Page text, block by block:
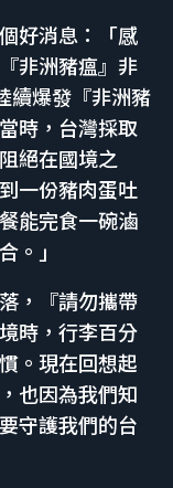
好消息：「感
非洲豬瘟』非
續爆發『非洲豬
時，台灣採取
絕在國境之
一份豬肉蛋吐
能完食一碗滷
。」
，『請勿攜帶
時，行李百分
。現在回想起
也因為我們知
守護我們的台